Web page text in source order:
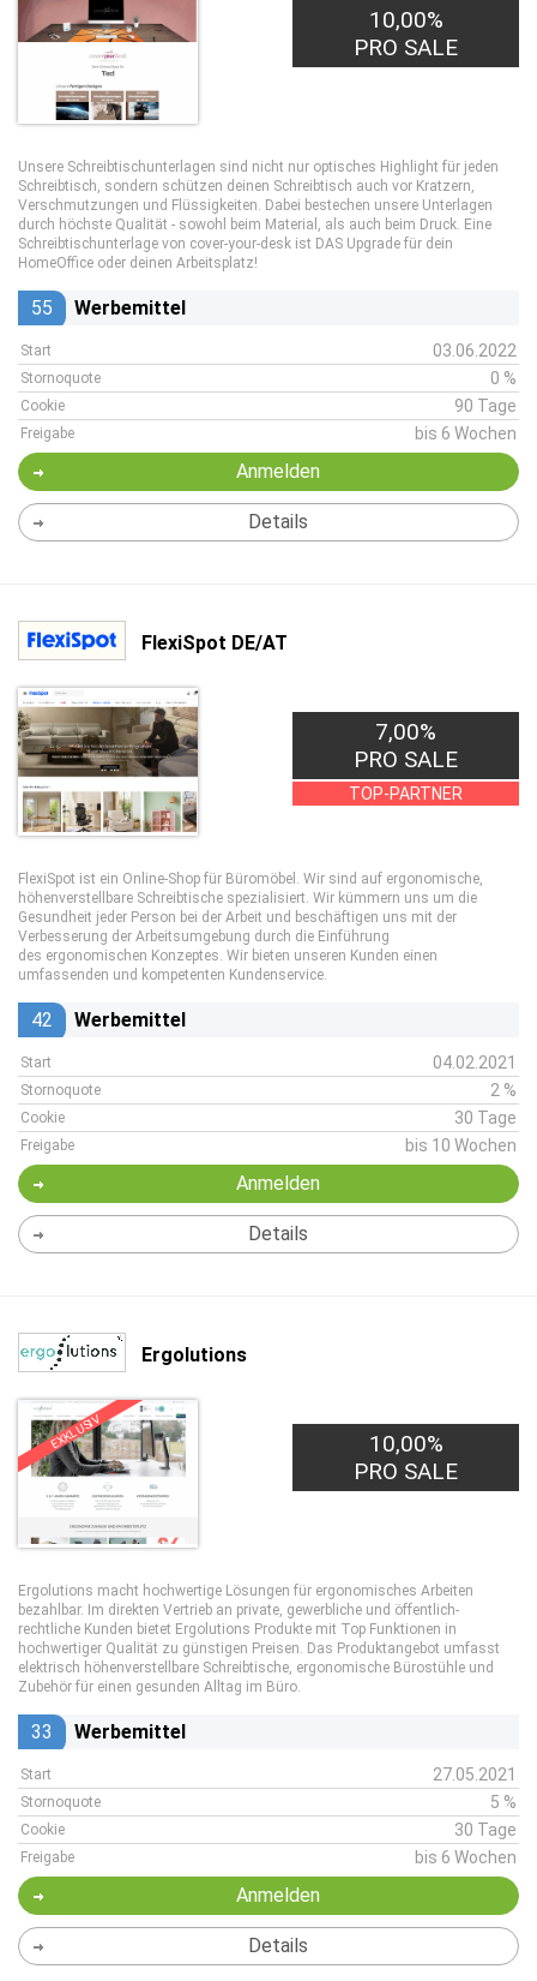
10,00%
PRO SALE
Unsere Schreibtischunterlagen sind nicht nur optisches Highlight für jeden
Schreibtisch, sondern schützen deinen Schreibtisch auch vor Kratzern,
Verschmutzungen und Flüssigkeiten. Dabei bestechen unsere Unterlagen
durch höchste Qualität - sowohl beim Material, als auch beim Druck. Eine
Schreibtischunterlage von cover-your-desk ist DAS Upgrade für dein
HomeOffice oder deinen Arbeitsplatz!
55 Werbemittel
Start 03.06.2022
Stornoquote 0 %
Cookie 90 Tage
Freigabe bis 6 Wochen
Anmelden
Details
FlexiSpot DE/AT
7,00%
PRO SALE
TOP-PARTNER
FlexiSpot ist ein Online-Shop für Büromöbel. Wir sind auf ergonomische,
höhenverstellbare Schreibtische spezialisiert. Wir kümmern uns um die
Gesundheit jeder Person bei der Arbeit und beschäftigen uns mit der
Verbesserung der Arbeitsumgebung durch die Einführung
des ergonomischen Konzeptes. Wir bieten unseren Kunden einen
umfassenden und kompetenten Kundenservice.
42 Werbemittel
Start 04.02.2021
Stornoquote 2 %
Cookie 30 Tage
Freigabe bis 10 Wochen
Anmelden
Details
Ergolutions
EXKLUSIV
10,00%
PRO SALE
Ergolutions macht hochwertige Lösungen für ergonomisches Arbeiten
bezahlbar. Im direkten Vertrieb an private, gewerbliche und öffentlich-
rechtliche Kunden bietet Ergolutions Produkte mit Top Funktionen in
hochwertiger Qualität zu günstigen Preisen. Das Produktangebot umfasst
elektrisch höhenverstellbare Schreibtische, ergonomische Bürostühle und
Zubehör für einen gesunden Alltag im Büro.
33 Werbemittel
Start 27.05.2021
Stornoquote 5 %
Cookie 30 Tage
Freigabe bis 6 Wochen
Anmelden
Details